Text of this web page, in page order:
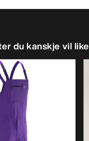
du kanskje vil like